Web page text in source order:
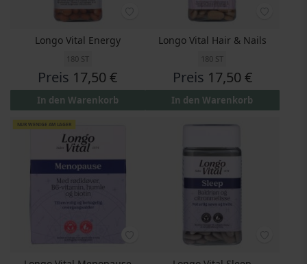
Longo Vital Energy
180 ST
Preis 17,50 €
In den Warenkorb
Longo Vital Hair & Nails
180 ST
Preis 17,50 €
In den Warenkorb
NUR WENIGE AM LAGER